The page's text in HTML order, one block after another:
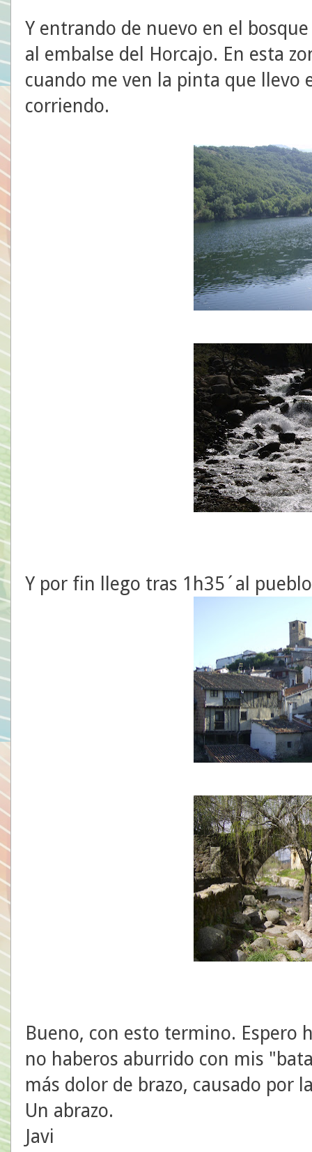
Y entrando de nuevo en el
al embalse del Horcajo. En esta
cuando me ven la pinta que llevo
corriendo.
Y por fin llego tras 1h35´al
Bueno, con esto termino.
no haberos aburrido con mis
más dolor de brazo, causado por
Un abrazo.
Javi